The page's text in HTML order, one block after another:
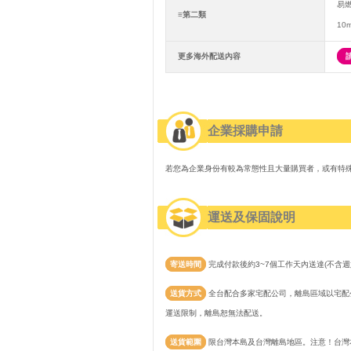
≡第二類
易
更多海外配送內容
企業採購申請
若您為企業身份有較為常態性且大量購買者，或有特
運送及保固說明
寄送時間 完成付款後約3~7個工作天內送達(不含
送貨方式 全台配合多家宅配公司，離島區域以宅
運送限制，離島恕無法配送。
送貨範圍 限台灣本島及台灣離島地區。注意！台